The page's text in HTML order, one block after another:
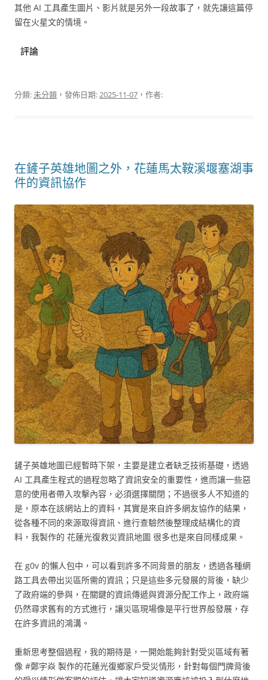
其他 AI 工具產生圖片、影片就是另外一段故事了，就先讓這篇停
留在火星文的情境。
評論
分類:未分類 ，發佈日期:2025-11-07 ，作者:
在鏟子英雄地圖之外，花蓮馬太鞍溪堰塞湖事
件的資訊協作
鏟子英雄地圖已經暫時下架，主要是建立者缺乏技術基礎，透過
AI 工具產生程式的過程忽略了資訊安全的重要性，進而讓一些惡
意的使用者帶入攻擊內容，必須選擇關閉；不過很多人不知道的
是，原本在該網站上的資料，其實是來自許多網友協作的結果，
從各種不同的來源取得資訊、進行查驗然後整理成結構化的資
料，我製作的 花蓮光復救災資訊地圖 很多也是來自同樣成果。
在 g0v 的懶人包中，可以看到許多不同背景的朋友，透過各種網
路工具去帶出災區所需的資訊；只是這些多元發展的背後，缺少
了政府端的參與，在關鍵的資訊傳遞與資源分配工作上，政府端
仍然尋求舊有的方式進行，讓災區現場像是平行世界般發展，存
在許多資訊的鴻溝。
重新思考整個過程，我的期待是，一開始能夠針對受災區域有著
像 #鄭宇焱 製作的花蓮光復鄉家戶受災情形，針對每個門牌背後